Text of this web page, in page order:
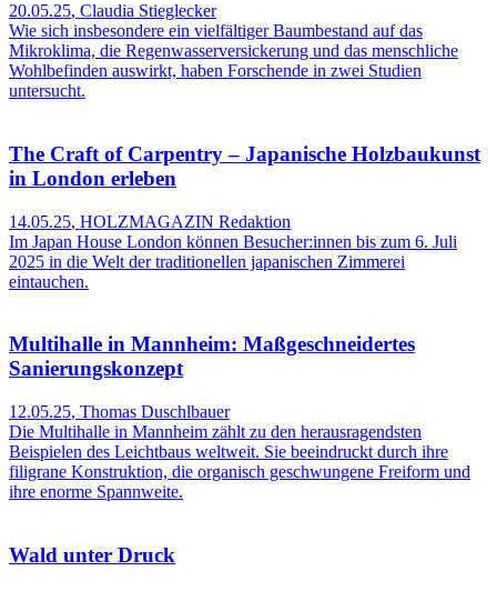
20.05.25, Claudia Stieglecker
Wie sich insbesondere ein vielfältiger Baumbestand auf das
Mikroklima, die Regenwasserversickerung und das menschliche
Wohlbefinden auswirkt, haben Forschende in zwei Studien
untersucht.
The Craft of Carpentry – Japanische Holzbaukunst
in London erleben
14.05.25, HOLZMAGAZIN Redaktion
Im Japan House London können Besucher:innen bis zum 6. Juli
2025 in die Welt der traditionellen japanischen Zimmerei
eintauchen.
Multihalle in Mannheim: Maßgeschneidertes
Sanierungskonzept
12.05.25, Thomas Duschlbauer
Die Multihalle in Mannheim zählt zu den herausragendsten
Beispielen des Leichtbaus weltweit. Sie beeindruckt durch ihre
filigrane Konstruktion, die organisch geschwungene Freiform und
ihre enorme Spannweite.
Wald unter Druck